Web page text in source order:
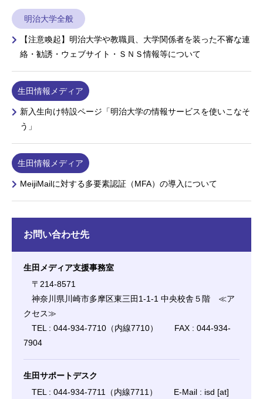
明治大学全般
【注意喚起】明治大学や教職員、大学関係者を装った不審な連
絡・勧誘・ウェブサイト・ＳＮＳ情報等について
生田情報メディア
新入生向け特設ページ「明治大学の情報サービスを使いこなそ
う」
生田情報メディア
MeijiMailに対する多要素認証（MFA）の導入について
お問い合わせ先
生田メディア支援事務室
〒214-8571
神奈川県川崎市多摩区東三田1-1-1 中央校舎５階 ≪ア
クセス≫
TEL : 044-934-7710（内線7710） FAX : 044-934-
7904
生田サポートデスク
TEL : 044-934-7711（内線7711） E-Mail : isd [at]